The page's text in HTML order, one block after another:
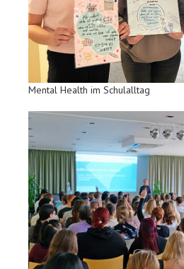
Mental Health im Schulalltag